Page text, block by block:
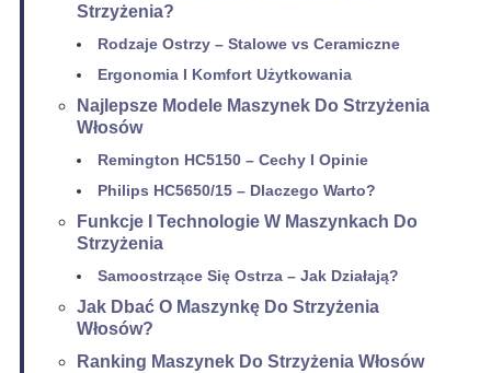
Strzyżenia?
Rodzaje Ostrzy – Stalowe vs Ceramiczne
Ergonomia I Komfort Użytkowania
Najlepsze Modele Maszynek Do Strzyżenia
Włosów
Remington HC5150 – Cechy I Opinie
Philips HC5650/15 – Dlaczego Warto?
Funkcje I Technologie W Maszynkach Do
Strzyżenia
Samoostrzące Się Ostrza – Jak Działają?
Jak Dbać O Maszynkę Do Strzyżenia
Włosów?
Ranking Maszynek Do Strzyżenia Włosów